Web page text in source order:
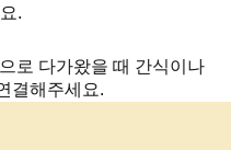
.
로 다가왔을 때 간식이나
결해주세요.